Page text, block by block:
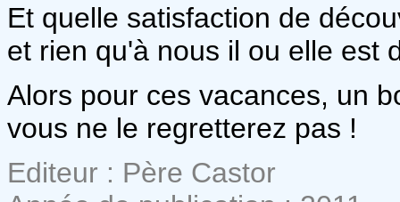
Et quelle satisfaction de
et rien qu'à nous il ou elle est
Alors pour ces vacances, un
vous ne le regretterez pas !
Editeur : Père Castor